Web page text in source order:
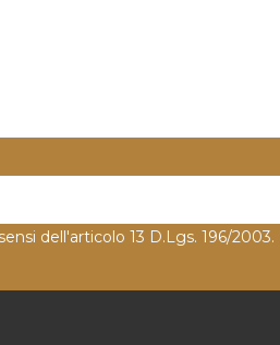
dell'articolo 13 D.Lgs. 196/2003.